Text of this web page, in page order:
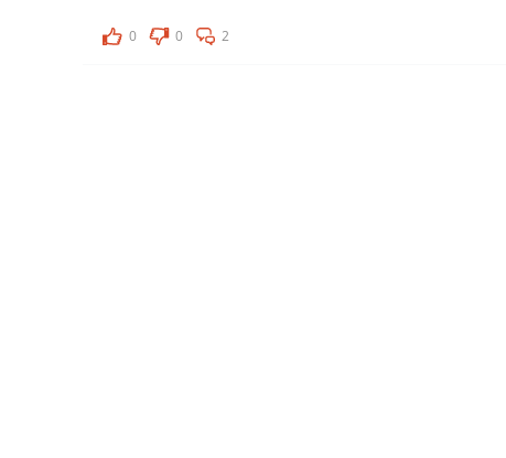
0 0 2